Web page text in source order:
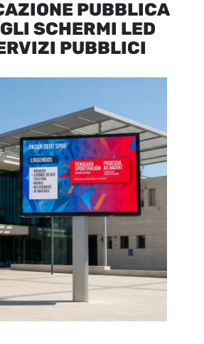
PUBBLICA
SCHERMI LED
PUBBLICI